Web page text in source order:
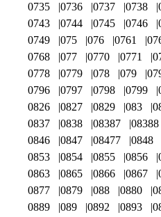
0735
0736 0737 0738
0743
0744 0745 0746
0749
075 076 0761
0768
077 0770 0771
0778
0779 078 079
0796
0797 0798 0799
0826
0827 0829 083
0837
0838 08387 08388
0846
0847 08477 0848
0853
0854 0855 0856
0863
0865 0866 0867
0877
0879 088 0880
0889
089 0892 0893